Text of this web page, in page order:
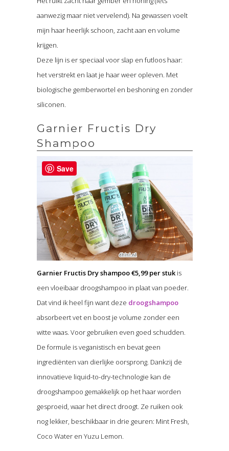
aanwezig maar niet vervelend). Na gewassen voelt
mijn haar heerlijk schoon, zacht aan en volume
krijgen.
Deze lijn is er speciaal voor slap en futloos haar:
het verstrekt en laat je haar weer opleven. Met
biologische gemberwortel en beshoning en zonder
siliconen.
Garnier Fructis Dry
Shampoo
Garnier Fructis Dry shampoo €5,99 per stukis
een vloeibaar droogshampoo in plaat van poeder.
Dat vind ik heel fijn want deze droogshampoo
absorbeert vet en boost je volume zonder een
witte waas. Voor gebruiken even goed schudden.
De formule is veganistisch en bevat geen
ingrediënten van dierlijke oorsprong. Dankzij de
innovatieve liquid-to-dry-technologie kan de
droogshampoo gemakkelijk op het haar worden
gesproeid, waar het direct droogt. Ze ruiken ook
nog lekker, beschikbaar in drie geuren: Mint Fresh,
Coco Water en Yuzu Lemon.
Save